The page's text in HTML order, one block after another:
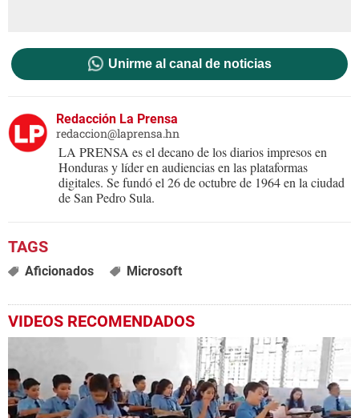
Unirme al canal de noticias
Redacción La Prensa
redaccion@laprensa.hn
LA PRENSA es el decano de los diarios impresos en
Honduras y líder en audiencias en las plataformas
digitales. Se fundó el 26 de octubre de 1964 en la ciudad
de San Pedro Sula.
Aficionados Microsoft
VIDEOS RECOMENDADOS